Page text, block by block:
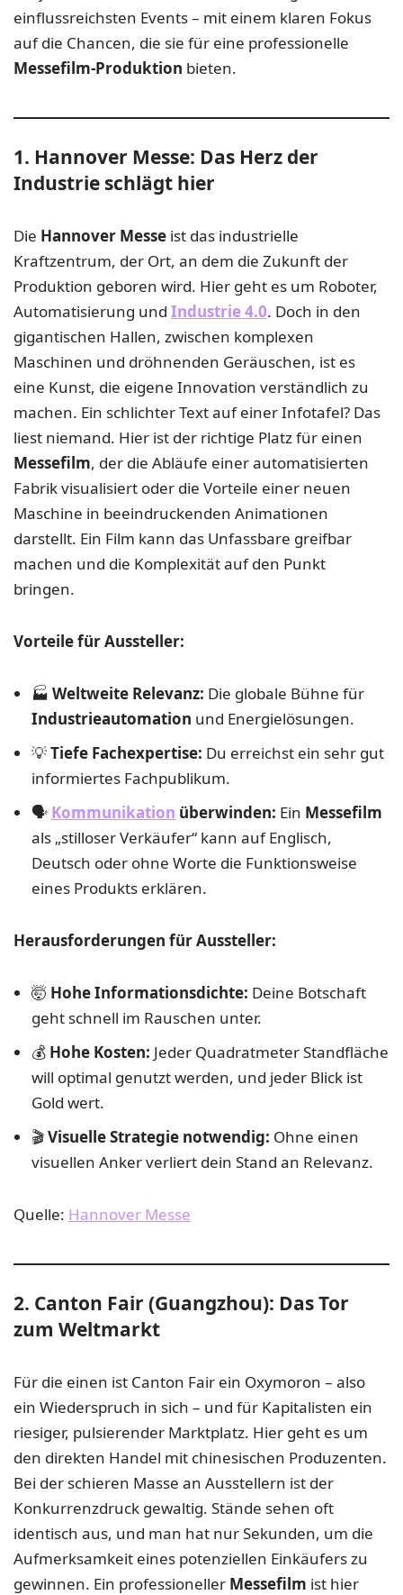
einflussreichsten Events – mit einem klaren Fokus
auf die Chancen, die sie für eine professionelle
Messefilm-Produktion bieten.
1. Hannover Messe: Das Herz der
Industrie schlägt hier
Die Hannover Messe ist das industrielle
Kraftzentrum, der Ort, an dem die Zukunft der
Produktion geboren wird. Hier geht es um Roboter,
Automatisierung und Industrie 4.0. Doch in den
gigantischen Hallen, zwischen komplexen
Maschinen und dröhnenden Geräuschen, ist es
eine Kunst, die eigene Innovation verständlich zu
machen. Ein schlichter Text auf einer Infotafel? Das
liest niemand. Hier ist der richtige Platz für einen
Messefilm, der die Abläufe einer automatisierten
Fabrik visualisiert oder die Vorteile einer neuen
Maschine in beeindruckenden Animationen
darstellt. Ein Film kann das Unfassbare greifbar
machen und die Komplexität auf den Punkt
bringen.
Vorteile für Aussteller:
🏭 Weltweite Relevanz: Die globale Bühne für
Industrieautomation und Energielösungen.
💡Tiefe Fachexpertise: Du erreichst ein sehr gut
informiertes Fachpublikum.
🗣️ Kommunikation überwinden: Ein Messefilm
als „stilloser Verkäufer“ kann auf Englisch,
Deutsch oder ohne Worte die Funktionsweise
eines Produkts erklären.
Herausforderungen für Aussteller:
🤯 Hohe Informationsdichte: Deine Botschaft
geht schnell im Rauschen unter.
💰 Hohe Kosten: Jeder Quadratmeter Standfläche
will optimal genutzt werden, und jeder Blick ist
Gold wert.
🎬Visuelle Strategie notwendig: Ohne einen
visuellen Anker verliert dein Stand an Relevanz.
Quelle: Hannover Messe
2. Canton Fair (Guangzhou): Das Tor
zum Weltmarkt
Für die einen ist Canton Fair ein Oxymoron – also
ein Wiederspruch in sich – und für Kapitalisten ein
riesiger, pulsierender Marktplatz. Hier geht es um
den direkten Handel mit chinesischen Produzenten.
Bei der schieren Masse an Ausstellern ist der
Konkurrenzdruck gewaltig. Stände sehen oft
identisch aus, und man hat nur Sekunden, um die
Aufmerksamkeit eines potenziellen Einkäufers zu
gewinnen. Ein professioneller Messefilm ist hier